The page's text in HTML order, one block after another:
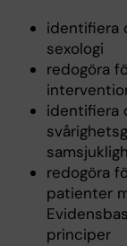
identifiera
sexologi
redogöra
identifiera
redogöra
patienter
principer